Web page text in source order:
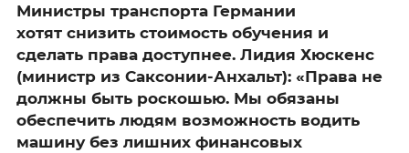
Министры транспорта Германии
хотят снизить стоимость обучения и
сделать права доступнее. Лидия Хюскенс
(министр из Саксонии-Анхальт): «Права не
должны быть роскошью. Мы обязаны
обеспечить людям возможность водить
машину без лишних финансовых